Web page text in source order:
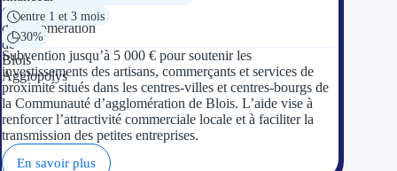
entre 1 et 3 mois
30%
Subvention jusqu’à 5 000 € pour soutenir les
investissements des artisans, commerçants et services de
proximité situés dans les centres-villes et centres-bourgs de
la Communauté d’agglomération de Blois. L’aide vise à
renforcer l’attractivité commerciale locale et à faciliter la
transmission des petites entreprises.
En savoir plus